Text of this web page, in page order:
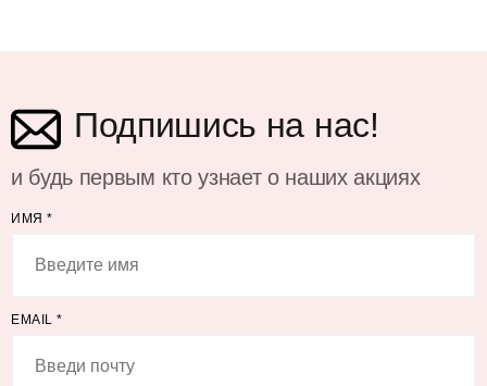
Подпишись на нас!
и будь первым кто узнает о наших акциях
ИМЯ *
EMAIL *